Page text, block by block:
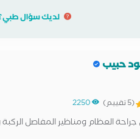
لديك سؤال
حبيب
(5 تقييم) 2250
العظام ومناظير المفاصل الركبة